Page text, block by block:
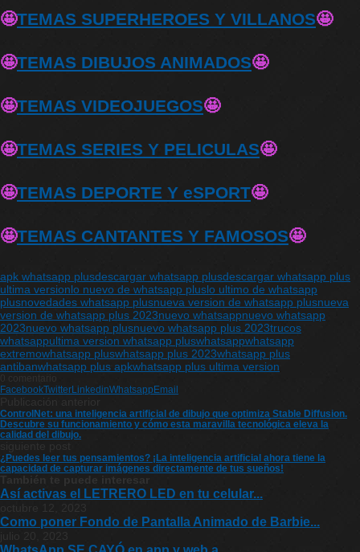
🤩TEMAS SUPERHEROES Y VILLANOS🤩
🤩TEMAS DIBUJOS ANIMADOS🤩
🤩TEMAS VIDEOJUEGOS🤩
🤩TEMAS SERIES Y PELICULAS🤩
🤩TEMAS DEPORTE Y eSPORT🤩
🤩TEMAS CANTANTES Y FAMOSOS🤩
apk whatsapp plusdescargar whatsapp plusdescargar whatsapp plus
ultima versionlo nuevo de whatsapp pluslo ultimo de whatsapp
plusnovedades whatsapp plusnueva version de whatsapp plusnueva
version de whatsapp plus 2023nuevo whatsappnuevo whatsapp
2023nuevo whatsapp plusnuevo whatsapp plus 2023trucos
whatsappultima version whatsapp pluswhatsappwhatsapp
extremowhatsapp pluswhatsapp plus 2023whatsapp plus
antibanwhatsapp plus apkwhatsapp plus ultima version
FacebookTwitterLinkedinWhatsapp Email
Publicación anterior
ControlNet: una inteligencia artificial de dibujo que optimiza Stable Diffusion.
Descubre su funcionamiento y cómo esta maravilla tecnológica eleva la
calidad del dibujo.
¿Puedes leer tus pensamientos? ¡La inteligencia artificial ahora tiene la
capacidad de capturar imágenes directamente de tus sueños!
También te puede interesar
Así activas el LETRERO LED en tu celular...
Como poner Fondo de Pantalla Animado de Barbie...